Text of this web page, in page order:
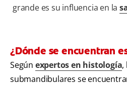
grande es su influencia en la
¿Dónde se encuentran
Según expertos en histología,
submandibulares se